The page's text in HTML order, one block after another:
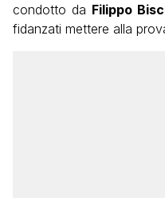
condotto da Filippo
fidanzati mettere alla